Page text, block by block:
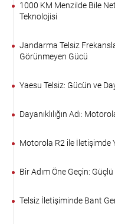
1000 KM Menzilde Bile
Teknolojisi
Jandarma Telsiz
Görünmeyen Gücü
Yaesu Telsiz: Gücün ve
Dayanıklılığın Adı:
Motorola R2 ile İletişimde
Bir Adım Öne Geçin:
Telsiz İletişiminde Bant